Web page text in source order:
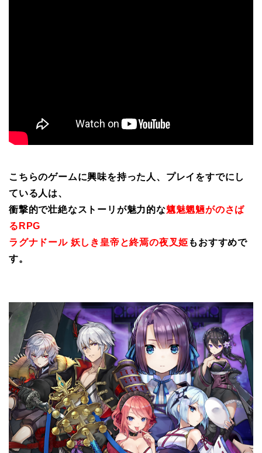
こちらのゲームに興味を持った人、プレイをすでにし
ている人は、
衝撃的で壮絶なストーリが魅力的な魑魅魍魎がのさば
るRPG
ラグナドール 妖しき皇帝と終焉の夜叉姫 もおすすめで
す。